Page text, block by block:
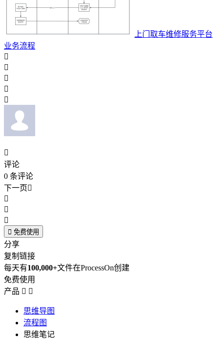
上门取车维修服务平台
业务流程






评论
0 条评论
下一页



 免费使用
分享
复制链接
每天有100,000+文件在ProcessOn创建
免费使用
产品  
思维导图
流程图
思维笔记